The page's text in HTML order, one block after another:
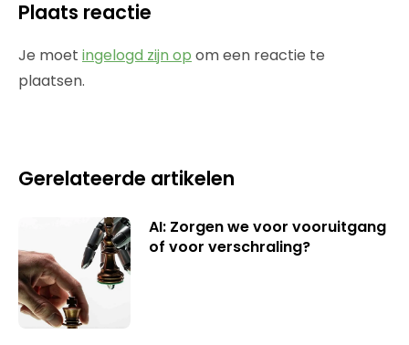
Plaats reactie
Je moet ingelogd zijn op om een reactie te
plaatsen.
Gerelateerde artikelen
AI: Zorgen we voor vooruitgang
of voor verschraling?